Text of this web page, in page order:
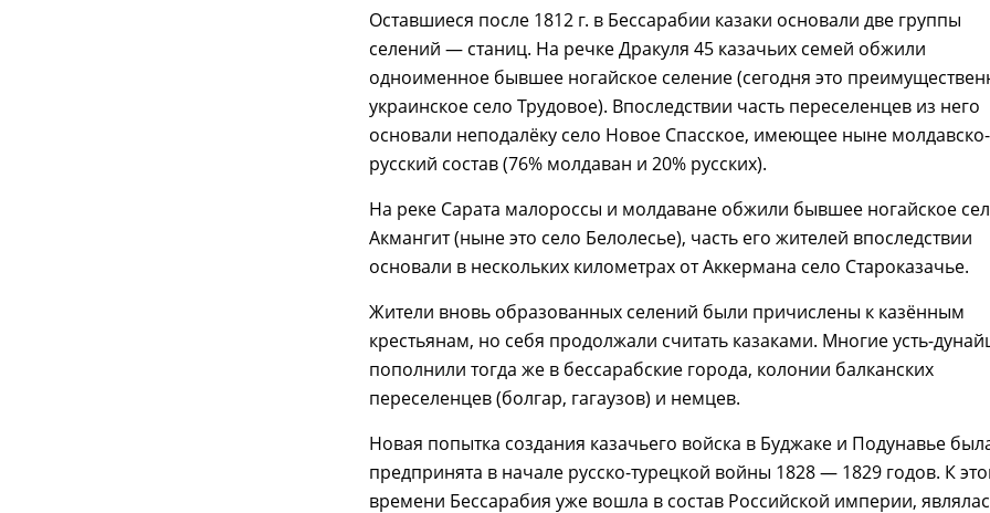
Оставшиеся после 1812 г. в Бессарабии казаки основали две группы
селений — станиц. На речке Дракуля 45 казачьих семей обжили
одноименное бывшее ногайское селение (сегодня это
украинское село Трудовое). Впоследствии часть переселенцев из него
основали неподалёку село Новое Спасское, имеющее ныне молдавско-
русский состав (76% молдаван и 20% русских).
На реке Сарата малороссы и молдаване обжили бывшее ногайское
Акмангит (ныне это село Белолесье), часть его жителей впоследствии
основали в нескольких километрах от Аккермана село Староказачье.
Жители вновь образованных селений были причислены к казённым
крестьянам, но себя продолжали считать казаками. Многие усть-
пополнили тогда же в бессарабские города, колонии балканских
переселенцев (болгар, гагаузов) и немцев.
Новая попытка создания казачьего войска в Буджаке и Подунавье
предпринята в начале русско-турецкой войны 1828 — 1829 годов. К
времени Бессарабия уже вошла в состав Российской империи,